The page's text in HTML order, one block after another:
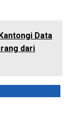
Data
dari